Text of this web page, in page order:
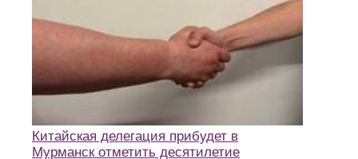
Китайская делегация прибудет в
Мурманск отметить десятилетие